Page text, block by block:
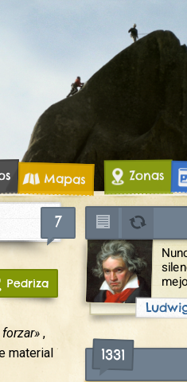
Mapas Zonas
Pedriza
7
,
material
1331